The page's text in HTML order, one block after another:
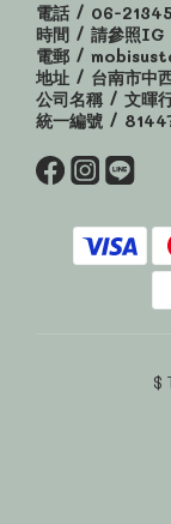
電話 / 06-
時間 / 請參照IG
電郵 /
地址 / 台南市中
公司名稱 / 文暉
統一編號 /
$